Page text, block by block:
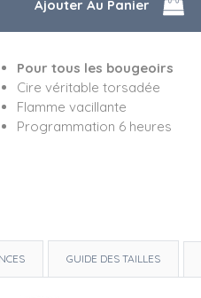
Pour tous les bougeoirs
Cire véritable torsadée
Flamme vacillante
Programmation 6 heures
GUIDE DES TAILLES